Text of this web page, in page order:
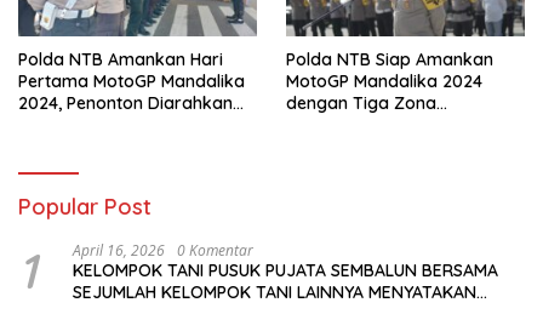
Polda NTB Amankan Hari
Pertama MotoGP Mandalika
2024, Penonton Diarahkan
Polda NTB Siap Amankan
MotoGP Mandalika 2024
dengan Tiga Zona
Popular Post
1 April 16, 2026 0 Komentar
KELOMPOK TANI PUSUK PUJATA SEMBALUN BERSAMA
SEJUMLAH KELOMPOK TANI LAINNYA MENYATAKAN